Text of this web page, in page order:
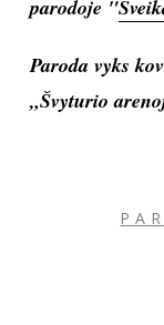
žinau
išanalizuoja,